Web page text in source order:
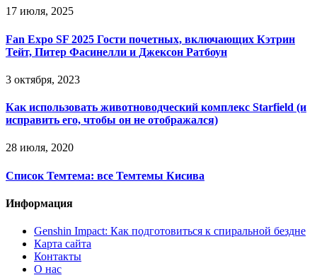
17 июля, 2025
Fan Expo SF 2025 Гости почетных, включающих Кэтрин
Тейт, Питер Фасинелли и Джексон Ратбоун
3 октября, 2023
Как использовать животноводческий комплекс Starfield (и
исправить его, чтобы он не отображался)
28 июля, 2020
Список Темтема: все Темтемы Кисива
Информация
Genshin Impact: Как подготовиться к спиральной бездне
Карта сайта
Контакты
О нас